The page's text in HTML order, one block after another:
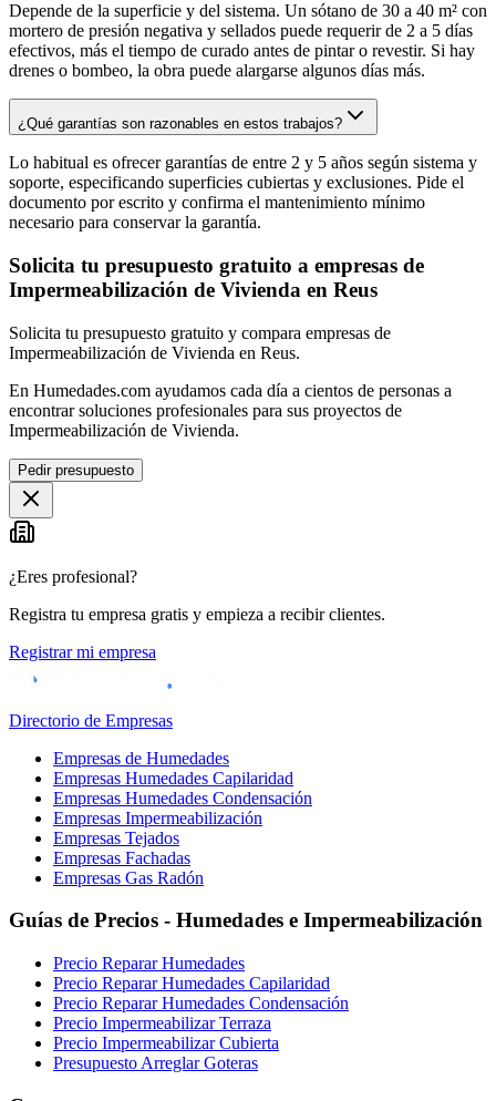
Depende de la superficie y del sistema. Un sótano de 30 a 40 m² con
mortero de presión negativa y sellados puede requerir de 2 a 5 días
efectivos, más el tiempo de curado antes de pintar o revestir. Si hay
drenes o bombeo, la obra puede alargarse algunos días más.
¿Qué garantías son razonables en estos trabajos?
Lo habitual es ofrecer garantías de entre 2 y 5 años según sistema y
soporte, especificando superficies cubiertas y exclusiones. Pide el
documento por escrito y confirma el mantenimiento mínimo
necesario para conservar la garantía.
Solicita tu presupuesto gratuito a empresas de
Impermeabilización de Vivienda en Reus
Solicita tu presupuesto gratuito y compara empresas de
Impermeabilización de Vivienda en Reus.
En Humedades.com ayudamos cada día a cientos de personas a
encontrar soluciones profesionales para sus proyectos de
Impermeabilización de Vivienda.
Pedir presupuesto
¿Eres profesional?
Registra tu empresa gratis y empieza a recibir clientes.
Registrar mi empresa
Directorio de Empresas
Empresas de Humedades
Empresas Humedades Capilaridad
Empresas Humedades Condensación
Empresas Impermeabilización
Empresas Tejados
Empresas Fachadas
Empresas Gas Radón
Guías de Precios - Humedades e Impermeabilización
Precio Reparar Humedades
Precio Reparar Humedades Capilaridad
Precio Reparar Humedades Condensación
Precio Impermeabilizar Terraza
Precio Impermeabilizar Cubierta
Presupuesto Arreglar Goteras